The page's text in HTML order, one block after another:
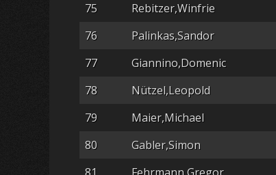
75
Rebitzer,Winfrie
76
Palinkas,Sandor
77
Giannino,Domenic
78
Nützel,Leopold
79
Maier,Michael
80
Gabler,Simon